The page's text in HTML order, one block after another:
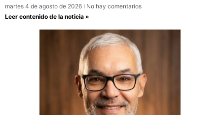
martes 4 de agosto de 2026
No hay comentarios
Leer contenido de la noticia »